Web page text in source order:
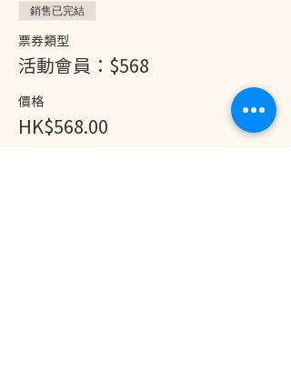
銷售已完結
票券類型
活動會員：$568
價格
HK$568.00